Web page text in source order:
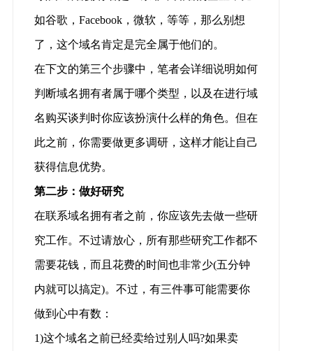
如谷歌，Facebook，微软，等等，那么别想
了，这个域名肯定是完全属于他们的。
在下文的第三个步骤中，笔者会详细说明如何
判断域名拥有者属于哪个类型，以及在进行域
名购买谈判时你应该扮演什么样的角色。但在
此之前，你需要做更多调研，这样才能让自己
获得信息优势。
第二步：做好研究
在联系域名拥有者之前，你应该先去做一些研
究工作。不过请放心，所有那些研究工作都不
需要花钱，而且花费的时间也非常少(五分钟
内就可以搞定)。不过，有三件事可能需要你
做到心中有数：
1)这个域名之前已经卖给过别人吗?如果卖